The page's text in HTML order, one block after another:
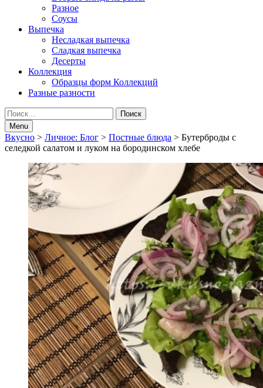
Разное
Соусы
Выпечка
Несладкая выпечка
Сладкая выпечка
Десерты
Коллекция
Образцы форм Коллекций
Разные разности
Search
Найти:
Menu
Breadcrumbs
navigation
Вкусно > Личное: Блог > Постные блюда > Бутерброды с
селедкой салатом и луком на бородинском хлебе